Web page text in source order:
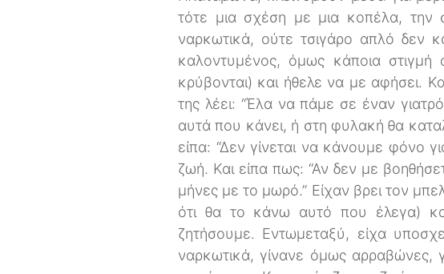
τότε μια σχέση με μια κοπέλα, την
ναρκωτικά, ούτε τσιγάρο απλό δεν
καλοντυμένος, όμως κάποια στιγμή
κρύβονται) και ήθελε να με αφήσει.
της λέει: “Έλα να πάμε σε έναν
αυτά που κάνει, ή στη φυλακή θα
είπα: “Δεν γίνεται να κάνουμε φόνο
ζωή. Και είπα πως: “Αν δεν με
μήνες με το μωρό.” Είχαν βρει τον
ότι θα το κάνω αυτό που έλεγα)
ζητήσουμε. Εντωμεταξύ, είχα
ναρκωτικά, γίνανε όμως αρραβώνες,